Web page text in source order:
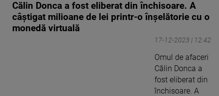
Călin Donca a fost eliberat din închisoare. A
câștigat milioane de lei printr-o înșelătorie cu o
monedă virtuală
17-12-2023 | 12:42
Omul de afaceri
Călin Donca a
fost eliberat din
închisoare. A